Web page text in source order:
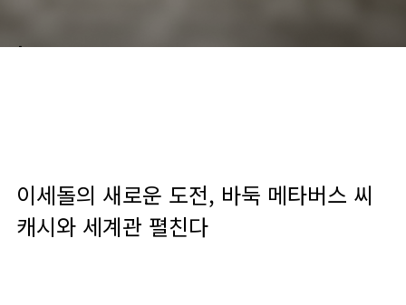
이세돌의 새로운 도전, 바둑 메타버스 씨
캐시와 세계관 펼친다